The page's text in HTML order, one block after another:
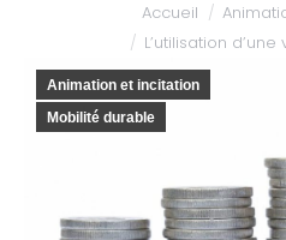
Accueil
L’utilisation
Animation et incitation
Mobilité durable